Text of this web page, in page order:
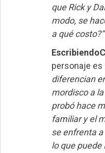
que Rick y
modo, se
a qué costo?”
personaje es
diferencian
mordisco a
probó hace
familiar y el
se enfrenta
lo que puede